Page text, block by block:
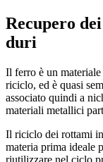
Recupero
duri
Il ferro è un
riciclo, ed è quasi
associato quindi a
materiali metallici
Il riciclo dei rottami
materia prima ideale
riutilizzare nel ciclo